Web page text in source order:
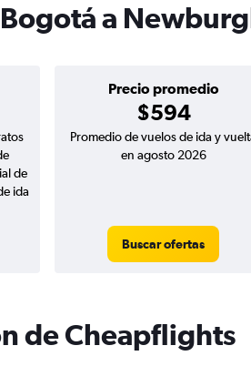
a
Precio promedio
$594
de
ida
Promedio de vuelos de ida y
en agosto 2026
Buscar ofertas
de Cheapflights